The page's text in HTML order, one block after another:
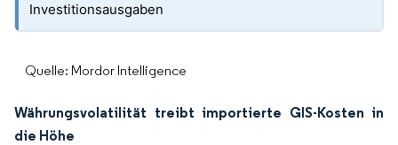
Investitionsausgaben
Quelle: Mordor Intelligence
Währungsvolatilität treibt importierte GIS-Kosten in
die Höhe